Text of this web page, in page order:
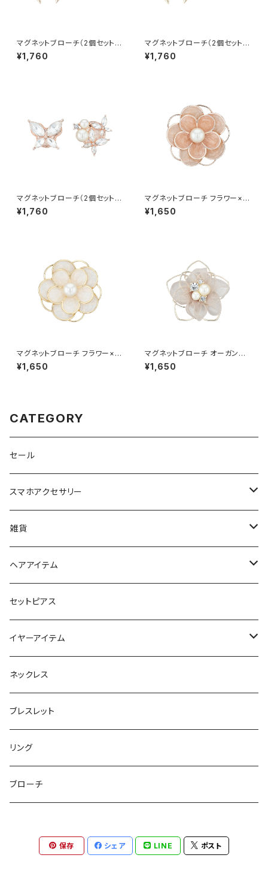
マグネットブローチ（2個セット）
リボン×パール APB0028-PG
（ピンクゴールド）
¥1,760
マグネットブローチ（2個セット）
リボン×パール APB0028-CP
（シャンパンゴールド）
¥1,760
マグネットブローチ（2個セット）
バタフライ APB0026-PG（ピン
クゴールド）
¥1,760
マグネットブローチ フラワー×パ
ール APB0030-PG（ピンクゴ
ールド）
¥1,650
マグネットブローチ フラワー×パ
ール APB0030-GD（ゴールド）
¥1,650
マグネットブローチ オーガンジ
ーフラワー APB0029-PK（ピ
ンク）
¥1,650
CATEGORY
セール
スマホアクセサリー
iPhoneケース
スマホリング＆グリップ
マルチショルダー
雑貨
ポーチ
マチ付きポーチ
フラットポーチ
スマートキーポーチ
チャーム / カラビナ
ウォレット / 財布
トートバッグ
パスケース
ミラー
ハンドタオル
ヘアアイテム
静電気軽減ヘアブレスレット
ポニーフック
テールクラッチ
シュシュット
キープスタイラー
ヘアピン
ヘアクリップ
セットピアス
イヤーアイテム
ステンレスピアス
ピアス
イヤリング
セットピアス
イヤーカフ
ネックレス
ブレスレット
リング
ブローチ
保存 シェア LINE ポスト